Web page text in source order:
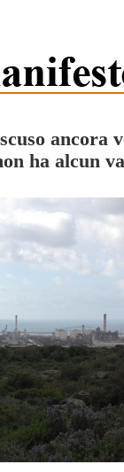
ancora
ha alcun